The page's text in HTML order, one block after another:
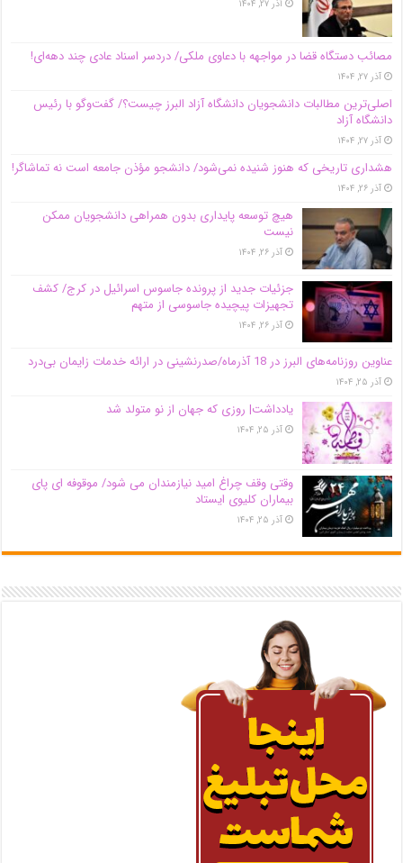
آذر ۲۷, ۱۴۰۴
مصائب دستگاه قضا در مواجهه با دعاوی ملکی/ دردسر اسناد عادی چند‌ دهه‌ای!
آذر ۲۷, ۱۴۰۴
اصلی‌ترین مطالبات دانشجویان دانشگاه آزاد البرز چیست؟/ گفت‌وگو با رئیس
دانشگاه آز‌اد
آذر ۲۷, ۱۴۰۴
هشداری تاریخی که هنوز شنیده نمی‌شود/ دانشجو مؤذن جامعه است نه تماشاگر!
آذر ۲۶, ۱۴۰۴
هیچ توسعه پایداری بدون همراهی دانشجویان ممکن
نیست
آذر ۲۶, ۱۴۰۴
جزئیات جدید از پرونده جاسوس اسرائیل در کرج/‌ کشف
تجهیزات پیچیده جاسوسی از متهم
آذر ۲۶, ۱۴۰۴
عناوین روزنامه‌های البرز در ‌18 آذرماه/صدرنشینی در ارائه خدمات زایمان بی‌درد
آذر ۲۵, ۱۴۰۴
یادداشت| روزی که جهان از نو متولد شد
آذر ۲۵, ۱۴۰۴
وقتی وقف چراغ امید نیازمندان می شود/ موقوفه ای پای
بیماران کلیوی ایستاد
آذر ۲۵, ۱۴۰۴